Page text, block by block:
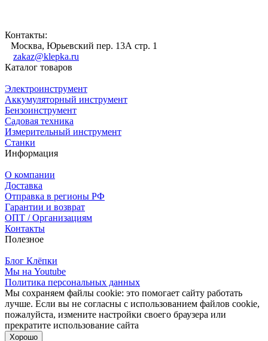
Контакты:
Москва, Юрьевский пер. 13А стр. 1
zakaz@klepka.ru
Каталог товаров
Электроинструмент
Аккумуляторный инструмент
Бензоинструмент
Садовая техника
Измерительный инструмент
Станки
Информация
О компании
Доставка
Отправка в регионы РФ
Гарантии и возврат
ОПТ / Организациям
Контакты
Полезное
Блог Клёпки
Мы на Youtube
Политика персональных данных
Мы сохраняем файлы cookie: это помогает сайту работать
лучше. Если вы не согласны с использованием файлов cookie,
пожалуйста, измените настройки своего браузера или
прекратите использование сайта
Хорошо